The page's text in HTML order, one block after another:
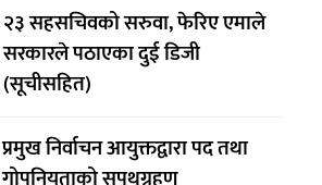
२३ सहसचिवको सरुवा, फेरिए एमाले
सरकारले पठाएका दुई डिजी
(सूचीसहित)
प्रमुख निर्वाचन आयुक्तद्वारा पद तथा